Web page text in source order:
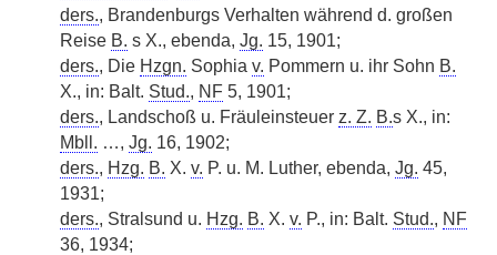
ders., Brandenburgs Verhalten während d. großen
Reise B. s X., ebenda, Jg. 15, 1901;
ders., Die Hzgn. Sophia v. Pommern u. ihr Sohn B.
X., in: Balt. Stud., NF 5, 1901;
ders., Landschoß u. Fräuleinsteuer z. Z. B.s X., in:
Mbll. …, Jg. 16, 1902;
ders., Hzg. B. X. v. P. u. M. Luther, ebenda, Jg. 45,
1931;
ders., Stralsund u. Hzg. B. X. v. P., in: Balt. Stud., NF
36, 1934;